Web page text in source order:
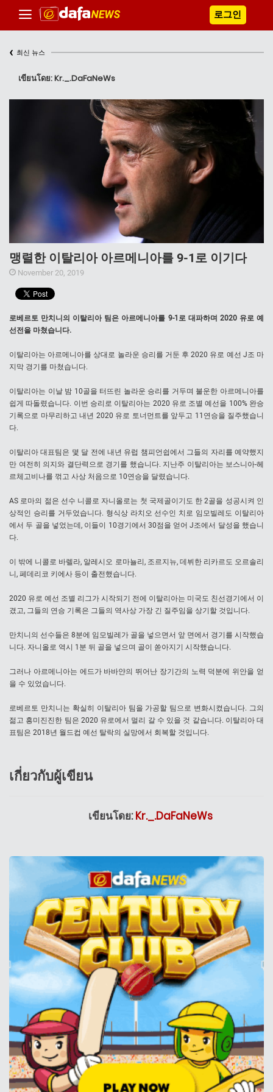
로그인
‹ 최신 뉴스
เขียนโดย: Kr._.DaFaNeWs
맹렬한 이탈리아 아르메니아를 9-1로 이기다
November 20, 2019
로베르토 만치니의 이탈리아 팀은 아르메니아를 9-1로 대파하며 2020 유로 예
선전을 마쳤습니다.
이탈리아는 아르메니아를 상대로 놀라운 승리를 거둔 후 2020 유로 예선 J조 마
지막 경기를 마쳤습니다.
이탈리아는 이날 밤 10골을 터뜨린 놀라운 승리를 거두며 불운한 아르메니아를
쉽게 따돌렸습니다. 이번 승리로 이탈리아는 2020 유로 조별 예선을 100% 완승
기록으로 마무리하고 내년 2020 유로 토너먼트를 앞두고 11연승을 질주했습니
다.
이탈리아 대표팀은 몇 달 전에 내년 유럽 챔피언쉽에서 그들의 자리를 예약했지
만 여전히 의지와 결단력으로 경기를 했습니다. 지난주 이탈리아는 보스니아-헤
르체고비나를 꺾고 사상 처음으로 10연승을 달렸습니다.
AS 로마의 젊은 선수 니콜로 자니올로는 첫 국제골이기도 한 2골을 성공시켜 인
상적인 승리를 거두었습니다. 형식상 라치오 선수인 치로 임모빌레도 이탈리아
에서 두 골을 넣었는데, 이들이 10경기에서 30점을 얻어 J조에서 달성을 했습니
다.
이 밖에 니콜로 바렐라, 알레시오 로마뇰리, 조르지뉴, 데뷔한 리카르도 오르솔리
니, 페데리코 키에사 등이 출전했습니다.
2020 유로 예선 조별 리그가 시작되기 전에 이탈리아는 미국도 친선경기에서 이
겼고, 그들의 연승 기록은 그들의 역사상 가장 긴 질주임을 상기할 것입니다.
만치니의 선수들은 8분에 임모빌레가 골을 넣으면서 앞 면에서 경기를 시작했습
니다. 자니올로 역시 1분 뒤 골을 넣으며 골이 쏟아지기 시작했습니다.
그러나 아르메니아는 에드가 바바얀의 뛰어난 장기간의 노력 덕분에 위안을 얻
을 수 있었습니다.
로베르토 만치니는 확실히 이탈리아 팀을 가공할 팀으로 변화시켰습니다. 그의
젊고 흥미진진한 팀은 2020 유로에서 멀리 갈 수 있을 것 같습니다. 이탈리아 대
표팀은 2018년 월드컵 예선 탈락의 실망에서 회복할 것입니다.
เกี่ยวกับผู้เขียน
เขียนโดย:Kr._.DaFaNeWs